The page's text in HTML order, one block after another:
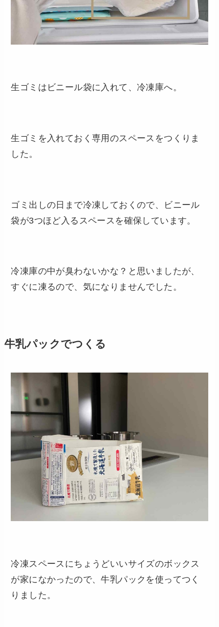
生ゴミはビニール袋に入れて、冷凍庫へ。
生ゴミを入れておく専用のスペースをつくりま
した。
ゴミ出しの日まで冷凍しておくので、ビニール
袋が3つほど入るスペースを確保しています。
冷凍庫の中が臭わないかな？と思いましたが、
すぐに凍るので、気になりませんでした。
牛乳パックでつくる
冷凍スペースにちょうどいいサイズのボックス
が家になかったので、牛乳パックを使ってつく
りました。